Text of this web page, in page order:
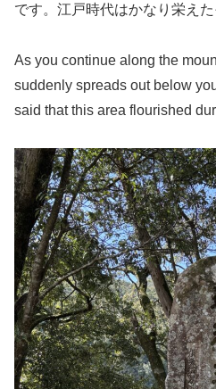
です。江戸時代はかなり栄えた
As you continue along the
suddenly spreads out below
said that this area flourished